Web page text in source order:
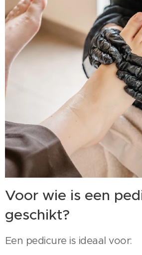
Voor wie is een
geschikt?
Een pedicure is ideaal voor: